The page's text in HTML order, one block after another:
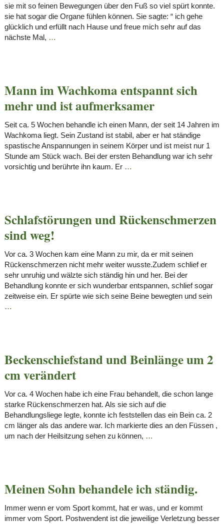
sie mit so feinen Bewegungen über den Fuß so viel spürt konnte.
sie hat sogar die Organe fühlen können. Sie sagte: “ ich gehe
glücklich und erfüllt nach Hause und freue mich sehr auf das
nächste Mal, …
Mann im Wachkoma entspannt sich
mehr und ist aufmerksamer
Seit ca. 5 Wochen behandle ich einen Mann, der seit 14 Jahren im
Wachkoma liegt. Sein Zustand ist stabil, aber er hat ständige
spastische Anspannungen in seinem Körper und ist meist nur 1
Stunde am Stück wach. Bei der ersten Behandlung war ich sehr
vorsichtig und berührte ihn kaum. Er …
Schlafstörungen und Rückenschmerzen
sind weg!
Vor ca. 3 Wochen kam eine Mann zu mir, da er mit seinen
Rückenschmerzen nicht mehr weiter wusste.Zudem schlief er
sehr unruhig und wälzte sich ständig hin und her. Bei der
Behandlung konnte er sich wunderbar entspannen, schlief sogar
zeitweise ein. Er spürte wie sich seine Beine bewegten und sein
…
Beckenschiefstand und Beinlänge um 2
cm verändert
Vor ca. 4 Wochen habe ich eine Frau behandelt, die schon lange
starke Rückenschmerzen hat. Als sie sich auf die
Behandlungsliege legte, konnte ich feststellen das ein Bein ca. 2
cm länger als das andere war. Ich markierte dies an den Füssen ,
um nach der Heilsitzung sehen zu können, …
Meinen Sohn behandele ich ständig.
Immer wenn er vom Sport kommt, hat er was, und er kommt
immer vom Sport. Postwendent ist die jeweilige Verletzung besser